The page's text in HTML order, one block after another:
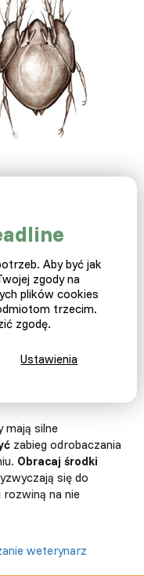
pasożyty nie działają
i umierania
promieni słonecznych.
przed
w błocie.
pasożytów w
pasożyty
mają silne
zabieg odrobaczania
Obracaj środki
się do
na nie
weterynarz
Aby być jak
zgody na
plików cookies
trzecim.
zgodę.
Ustawienia